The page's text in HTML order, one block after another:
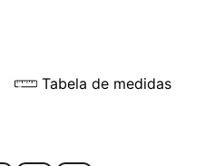
Tabela de medidas